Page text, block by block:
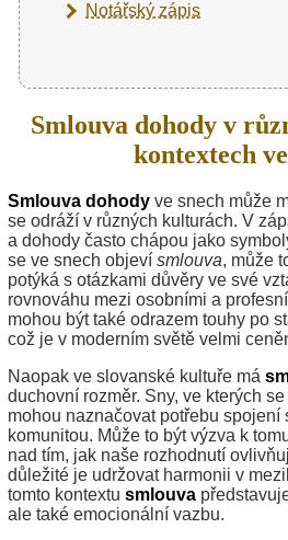
Notářský zápis
Smlouva dohody v
kontextech
Smlouva dohody ve snech může
se odráží v různých kulturách. V
a dohody často chápou jako
se ve snech objeví smlouva, může
potýká s otázkami důvěry ve své
rovnováhu mezi osobními a
mohou být také odrazem touhy po
což je v moderním světě velmi
Naopak ve slovanské kultuře má
duchovní rozměr. Sny, ve kterých
mohou naznačovat potřebu spojení
komunitou. Může to být výzva k
nad tím, jak naše rozhodnutí
důležité je udržovat harmonii v
tomto kontextu smlouva
ale také emocionální vazbu.